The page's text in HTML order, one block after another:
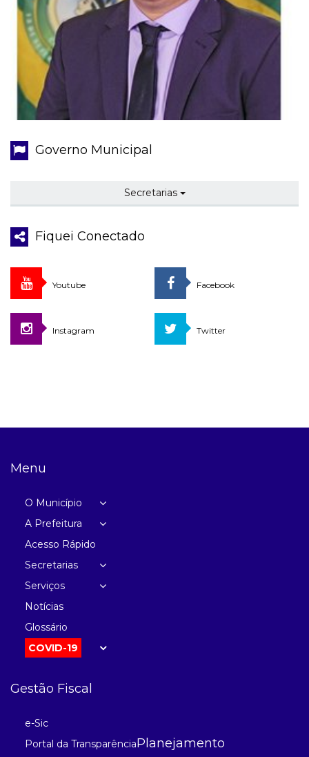
Governo Municipal
Secretarias
Fiquei Conectado
Youtube Facebook
Instagram Twitter
Menu
O Município
A Prefeitura
Acesso Rápido
Secretarias
Serviços
Notícias
Glossário
COVID-19
Gestão Fiscal
e-Sic
Portal da TransparênciaPlanejamento